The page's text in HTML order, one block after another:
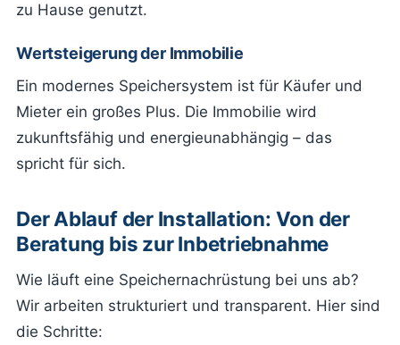
zu Hause genutzt.
Wertsteigerung der Immobilie
Ein modernes Speichersystem ist für Käufer und
Mieter ein großes Plus. Die Immobilie wird
zukunftsfähig und energieunabhängig – das
spricht für sich.
Der Ablauf der Installation: Von der
Beratung bis zur Inbetriebnahme
Wie läuft eine Speichernachrüstung bei uns ab?
Wir arbeiten strukturiert und transparent. Hier sind
die Schritte: